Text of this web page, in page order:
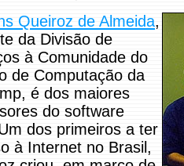
Queiroz de Almeida,
da Divisão de
à Comunidade do
de Computação da
é dos maiores
do software
dos primeiros a ter
à Internet no Brasil,